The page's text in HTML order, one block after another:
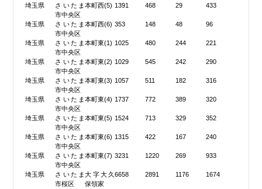
埼玉県
さいたま
市中央区
本町西(5) 1391 468 29 433
埼玉県
さいたま
市中央区
本町西(6) 353 148 48 96
埼玉県
さいたま
市中央区
本町東(1) 1025 480 244 221
埼玉県
さいたま
市中央区
本町東(2) 1029 545 242 290
埼玉県
さいたま
市中央区
本町東(3) 1057 511 182 316
埼玉県
さいたま
市中央区
本町東(4) 1737 772 389 320
埼玉県
さいたま
市中央区
本町東(5) 1524 713 329 352
埼玉県
さいたま
市中央区
本町東(6) 1315 422 167 240
埼玉県
さいたま
市中央区
本町東(7) 3231 1220 269 933
埼玉県
さいたま
市桜区
大字大久
保領家
6658 2891 1176 1674